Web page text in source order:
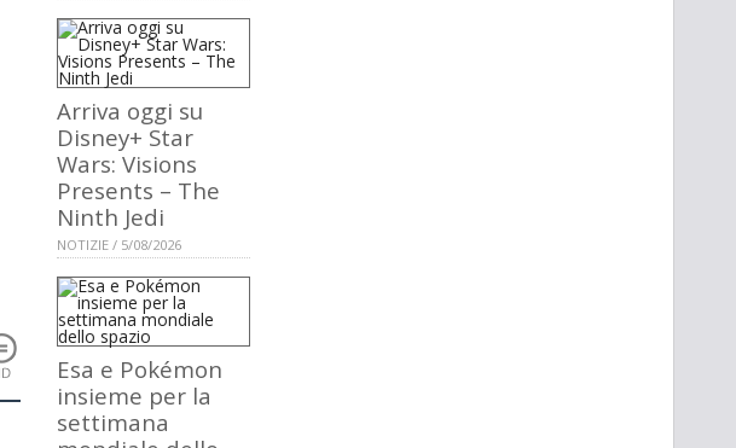
Arriva oggi su
Disney+ Star
Wars: Visions
Presents – The
Ninth Jedi
NOTIZIE / 5/08/2026
Esa e Pokémon
insieme per la
settimana